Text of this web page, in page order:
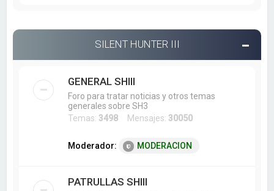
SILENT HUNTER III
GENERAL SHIII
Foro para tratar noticias y otros temas
generales sobre SH3
Temas: 3498 Mensajes: 30050
Moderador: MODERACION
PATRULLAS SHIII